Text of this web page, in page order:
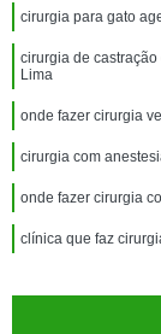
cirurgia para gato
cirurgia de
Lima
onde fazer cirurgia
cirurgia com
onde fazer cirurgia
clínica que faz